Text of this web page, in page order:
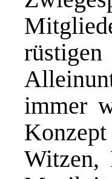
immer
Witzen,